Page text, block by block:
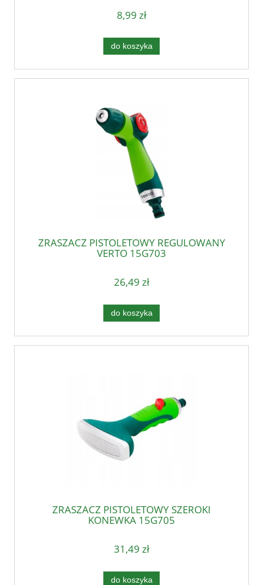
8,99 zł
do koszyka
ZRASZACZ PISTOLETOWY REGULOWANY
VERTO 15G703
26,49 zł
do koszyka
ZRASZACZ PISTOLETOWY SZEROKI
KONEWKA 15G705
31,49 zł
do koszyka